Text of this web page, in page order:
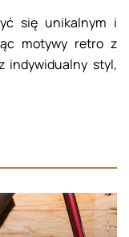
się unikalnym i
motywy retro z
indywidualny styl,